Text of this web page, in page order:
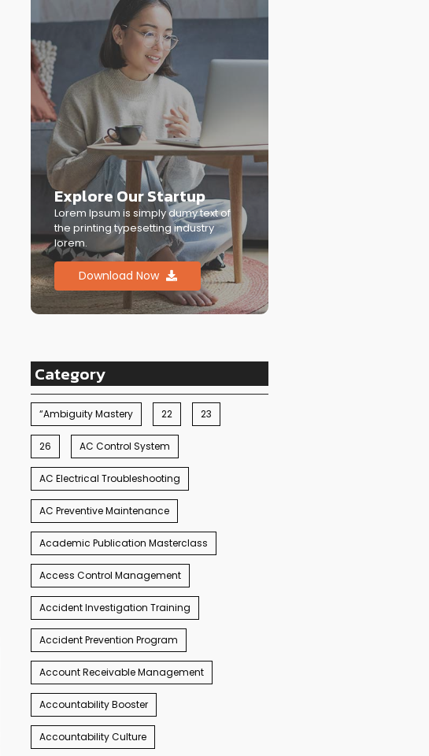
Explore Our Startup
Lorem Ipsum is simply dumy text of
the printing typesetting industry
lorem.
Download Now
Category
“Ambiguity Mastery 22 23
26 AC Control System
AC Electrical Troubleshooting
AC Preventive Maintenance
Academic Publication Masterclass
Access Control Management
Accident Investigation Training
Accident Prevention Program
Account Receivable Management
Accountability Booster
Accountability Culture